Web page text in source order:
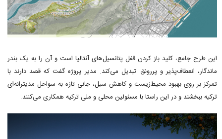
این طرح جامع، کلید باز کردن قفل پتانسیل‌های آنتالیا است و آن را به یک بندر
ماندگار، انعطاف‌پذیر و پررونق تبدیل می‌کند. مدیر پروژه گفت که قصد دارند با
تمرکز بر روی بهبود محیط‌زیست و کاهش سیل، جانی تازه به سواحل مدیترانه‌ای
ترکیه ببخشند و در این راستا با مسئولین محلی و ملی ترکیه همکاری می‌کنند.